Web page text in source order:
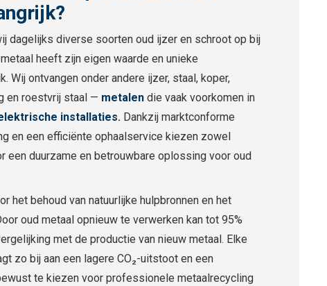
dagelijks diverse soorten oud ijzer en schroot op bij
heeft zijn eigen waarde en unieke
Wij ontvangen onder andere ijzer, staal, koper,
en roestvrij staal — metalen die vaak voorkomen in
installaties. Dankzij marktconforme
en een efficiënte ophaalservice kiezen zowel
een duurzame en betrouwbare oplossing voor oud
het behoud van natuurlijke hulpbronnen en het
oud metaal opnieuw te verwerken kan tot 95%
met de productie van nieuw metaal. Elke
zo bij aan een lagere CO₂-uitstoot en een
te kiezen voor professionele metaalrecycling